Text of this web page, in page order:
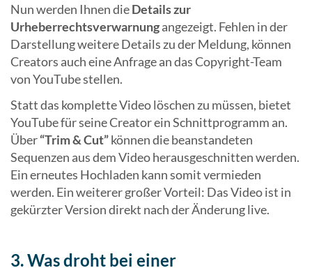
Nun werden Ihnen dieDetails zur
Urheberrechtsverwarnungangezeigt. Fehlen in der
Darstellung weitere Details zu der Meldung, können
Creators auch eine Anfrage an das Copyright-Team
von YouTube stellen.
Statt das komplette Video löschen zu müssen, bietet
YouTube für seine Creator ein Schnittprogramm an.
Über“Trim & Cut”können die beanstandeten
Sequenzen aus dem Video herausgeschnitten werden.
Ein erneutes Hochladen kann somit vermieden
werden. Ein weiterer großer Vorteil: Das Video ist in
gekürzter Version direkt nach der Änderung live.
3. Was droht bei einer